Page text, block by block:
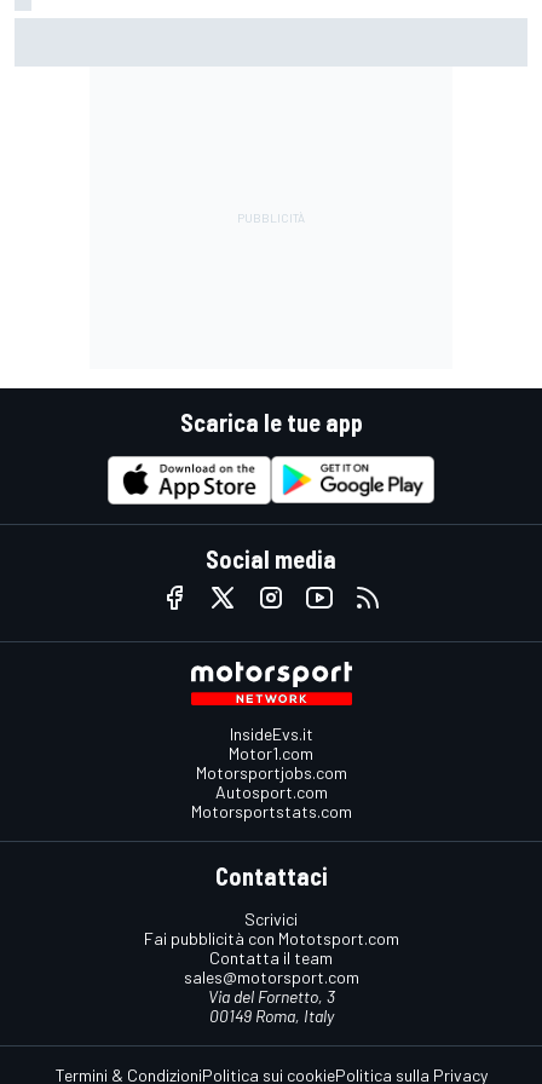
Scarica le tue app
Social media
InsideEvs.it
Motor1.com
Motorsportjobs.com
Autosport.com
Motorsportstats.com
Contattaci
Scrivici
Fai pubblicità con Mototsport.com
Contatta il team
sales@motorsport.com
Via del Fornetto, 3
00149 Roma, Italy
Termini & CondizioniPolitica sui cookiePolitica sulla Privacy